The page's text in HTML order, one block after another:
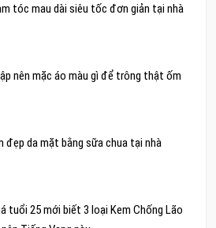
tóc mau dài siêu tốc đơn giản tại nhà
nên mặc áo màu gì để trông thật ốm
đẹp da mặt bằng sữa chua tại nhà
tuổi 25 mới biết 3 loại Kem Chống Lão